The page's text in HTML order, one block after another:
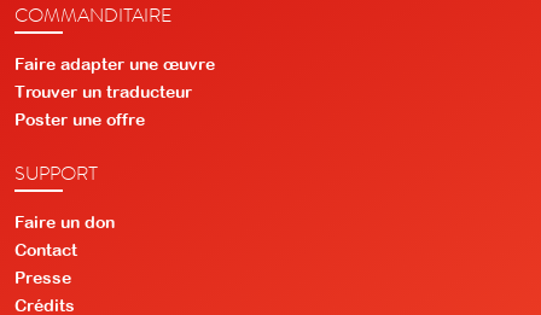
COMMANDITAIRE
Faire adapter une œuvre
Trouver un traducteur
Poster une offre
SUPPORT
Faire un don
Contact
Presse
Crédits